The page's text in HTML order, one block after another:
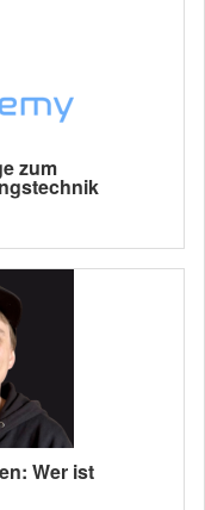
zum
Wer ist